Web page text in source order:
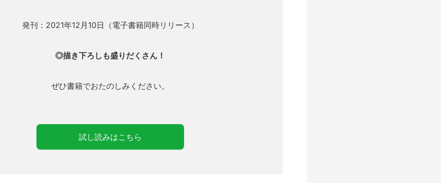
発刊：2021年12月10日（電子書籍同時リリース）
◎描き下ろしも盛りだくさん！
ぜひ書籍でおたのしみください。
試し読みはこちら